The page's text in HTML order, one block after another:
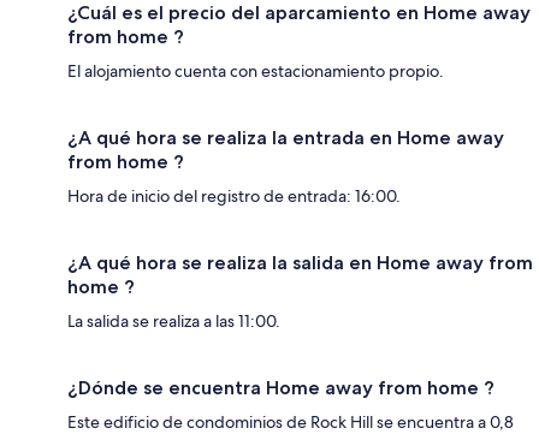
¿Cuál es el precio del aparcamiento en Home away
from home ?
El alojamiento cuenta con estacionamiento propio.
¿A qué hora se realiza la entrada en Home away
from home ?
Hora de inicio del registro de entrada: 16:00.
¿A qué hora se realiza la salida en Home away from
home ?
La salida se realiza a las 11:00.
¿Dónde se encuentra Home away from home ?
Este edificio de condominios de Rock Hill se encuentra a 0,8